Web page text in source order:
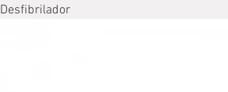
Desﬁbrilador